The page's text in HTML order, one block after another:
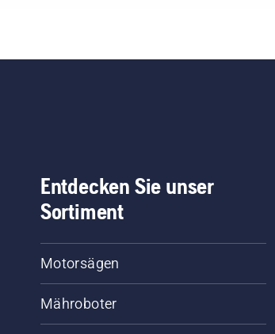
Kettenschmiersystem
Sie die Drehzahl des
das Schmiersystem
Entdecken Sie unser
Sortiment
Motorsägen
Mähroboter